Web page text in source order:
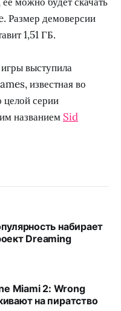
Размер демоверсии
1,51 ГБ.
выступила
известная во
целой серии
названием Sid
набирает
Dreaming
Miami 2: Wrong
на пиратство